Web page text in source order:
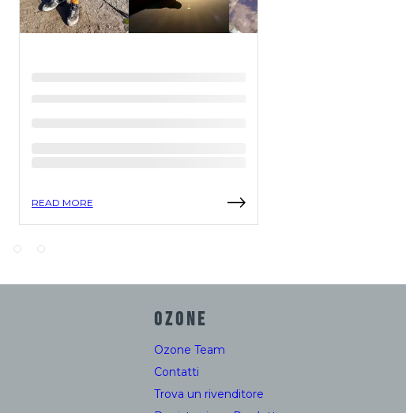
READ MORE
OZONE
Ozone Team
Contatti
Trova un rivenditore